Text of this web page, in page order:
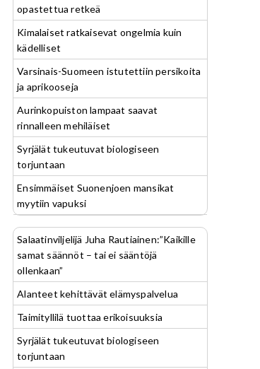
opastettua retkeä
Kimalaiset ratkaisevat ongelmia kuin
kädelliset
Varsinais-Suomeen istutettiin persikoita
ja aprikooseja
Aurinkopuiston lampaat saavat
rinnalleen mehiläiset
Syrjälät tukeutuvat biologiseen
torjuntaan
Ensimmäiset Suonenjoen mansikat
myytiin vapuksi
Salaatinviljelijä Juha Rautiainen:”Kaikille
samat säännöt – tai ei sääntöjä
ollenkaan”
Alanteet kehittävät elämyspalvelua
Taimityllilä tuottaa erikoisuuksia
Syrjälät tukeutuvat biologiseen
torjuntaan